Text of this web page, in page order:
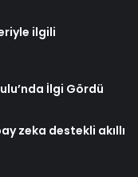
ilgili
İlgi Gördü
zeka destekli akıllı